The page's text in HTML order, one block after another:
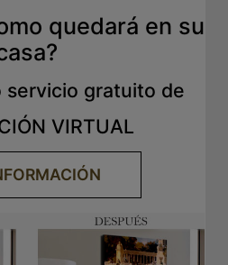
quedará en su
servicio gratuito de
VIRTUAL